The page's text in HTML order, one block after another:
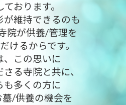
ております。
が維持できるのも
院が供養/管理を
けるからです。
、この思いに
る寺院と共に、
も多くの方に
/供養の機会を